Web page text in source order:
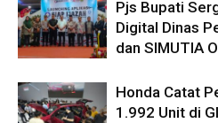
Pjs Bupati
Digital Dinas
dan SIMUTIA
Honda Catat
1.992 Unit di